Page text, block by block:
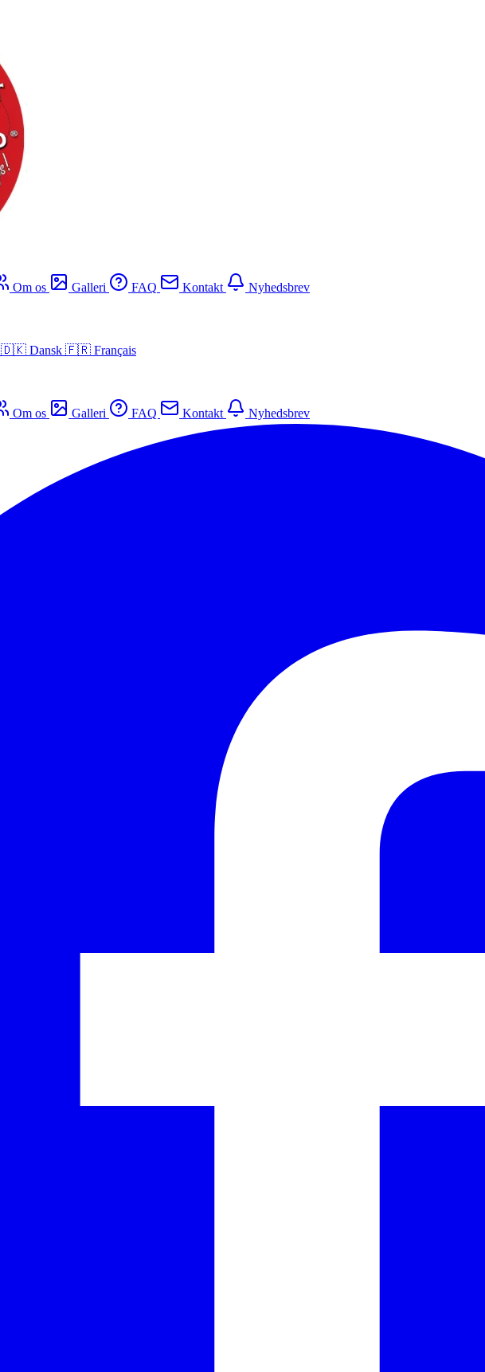
Om os Galleri FAQ Kontakt
Nyhedsbrev
🇩🇰 Dansk 🇫🇷 Français
Om os Galleri FAQ Kontakt Nyhedsbrev